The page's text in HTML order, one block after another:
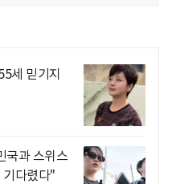
세 믿기지
국과 스위스
기다렸다"